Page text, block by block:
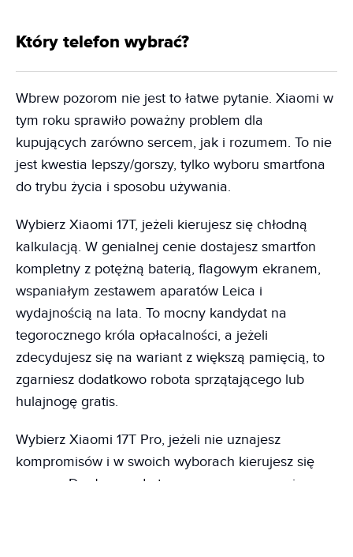
Który telefon wybrać?
Wbrew pozorom nie jest to łatwe pytanie. Xiaomi w
tym roku sprawiło poważny problem dla
kupujących zarówno sercem, jak i rozumem. To nie
jest kwestia lepszy/gorszy, tylko wyboru smartfona
do trybu życia i sposobu używania.
Wybierz Xiaomi 17T, jeżeli kierujesz się chłodną
kalkulacją. W genialnej cenie dostajesz smartfon
kompletny z potężną baterią, flagowym ekranem,
wspaniałym zestawem aparatów Leica i
wydajnością na lata. To mocny kandydat na
tegorocznego króla opłacalności, a jeżeli
zdecydujesz się na wariant z większą pamięcią, to
zgarniesz dodatkowo robota sprzątającego lub
hulajnogę gratis.
Wybierz Xiaomi 17T Pro, jeżeli nie uznajesz
kompromisów i w swoich wyborach kierujesz się
sercem. Dopłacasz do topowego procesora, jeszcze